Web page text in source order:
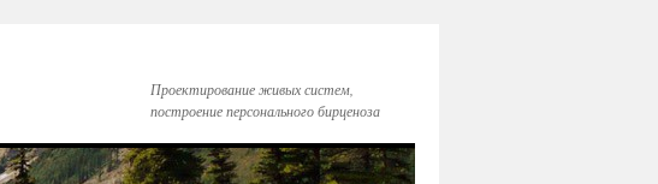
Проектирование живых систем,
построение персонального бирценоза